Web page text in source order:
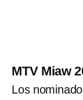
MTV Miaw
Los